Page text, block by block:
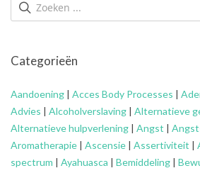
Categorieën
Aandoening | Acces Body Processes |
Advies | Alcoholverslaving | Alternatieve
Alternatieve hulpverlening | Angst |
Aromatherapie | Ascensie | Assertiviteit |
spectrum | Ayahuasca | Bemiddeling |